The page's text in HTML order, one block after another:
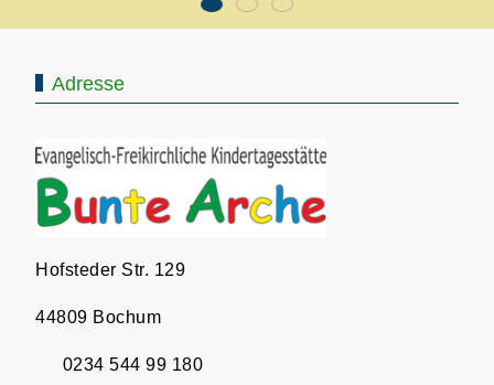
Adresse
Hofsteder Str. 129
44809 Bochum
0234 544 99 180